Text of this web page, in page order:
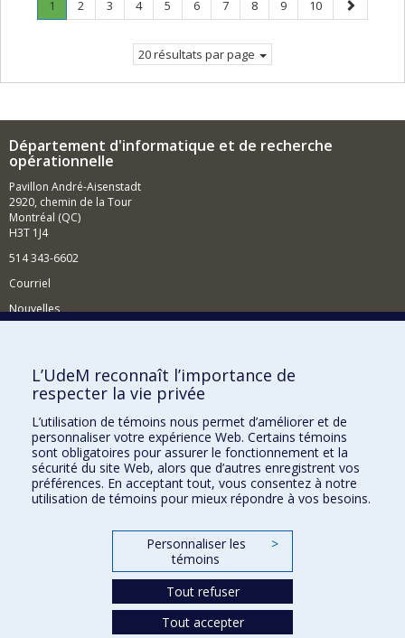
Page
1
Page
Page
2 Page
3 Page
4 Page
5 Page
6 Page
7 Page
8 Page
9 Page
10
Page
suivante
20 résultats par page
Département d'informatique et de recherche
opérationnelle
Pavillon André-Aisenstadt
2920, chemin de la Tour
Montréal (QC)
H3T 1J4
514 343-6602
Courriel
Nouvelles
Comment soutenir le Département?
BESOIN D'AIDE?
Plan du site
Signaler une erreur
Accessibilité
FACULTÉ DES ARTS ET DES SCIENCES
Nos départements et écoles
L’UdeM reconnaît l’importance de
respecter la vie privée
L’utilisation de témoins nous permet d’améliorer et de
personnaliser votre expérience Web. Certains témoins
sont obligatoires pour assurer le fonctionnement et la
sécurité du site Web, alors que d’autres enregistrent vos
préférences. En acceptant tout, vous consentez à notre
utilisation de témoins pour mieux répondre à vos besoins.
Personnaliser les
témoins
>
Tout refuser
Tout accepter